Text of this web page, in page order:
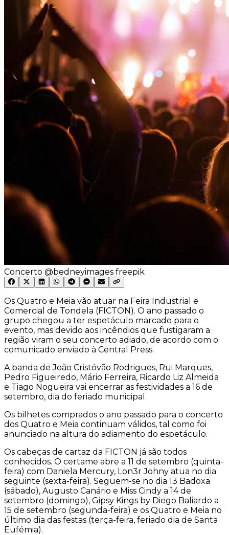
Concerto @bedneyimages freepik
Os Quatro e Meia vão atuar na Feira Industrial e
Comercial de Tondela (FICTON). O ano passado o
grupo chegou a ter espetáculo marcado para o
evento, mas devido aos incêndios que fustigaram a
região viram o seu concerto adiado, de acordo com o
comunicado enviado à Central Press.
A banda de João Cristóvão Rodrigues, Rui Marques,
Pedro Figueiredo, Mário Ferreira, Ricardo Liz Almeida
e Tiago Nogueira vai encerrar as festividades a 16 de
setembro, dia do feriado municipal.
Os bilhetes comprados o ano passado para o concerto
dos Quatro e Meia continuam válidos, tal como foi
anunciado na altura do adiamento do espetáculo.
Os cabeças de cartaz da FICTON já são todos
conhecidos. O certame abre a 11 de setembro (quinta-
feira) com Daniela Mercury, Lon3r Johny atua no dia
seguinte (sexta-feira). Seguem-se no dia 13 Badoxa
(sábado), Augusto Canário e Miss Cindy a 14 de
setembro (domingo), Gipsy Kings by Diego Baliardo a
15 de setembro (segunda-feira) e os Quatro e Meia no
último dia das festas (terça-feira, feriado dia de Santa
Eufémia).